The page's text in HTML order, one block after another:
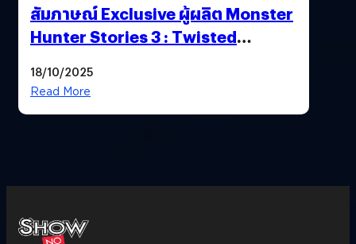
สัมภาษณ์ Exclusive ผู้ผลิต Monster
Hunter Stories 3 : Twisted
สวยฉ่ำ !
18/10/2025
Read More